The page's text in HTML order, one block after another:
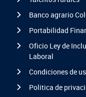
Banco agrario
Portabilidad
Oficio Ley de
Laboral
Condiciones de
Politica de